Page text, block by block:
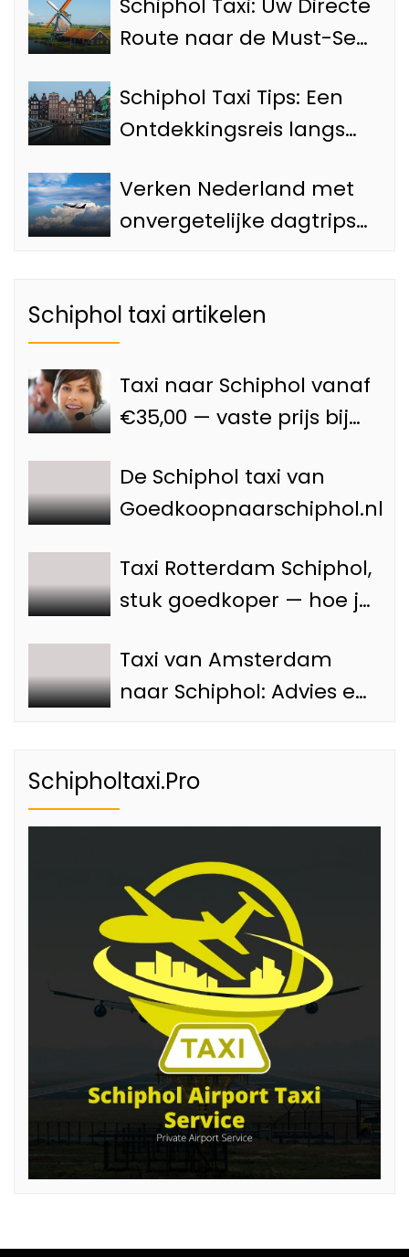
Route naar de Must-See
van Amsterdam
Schiphol Taxi Tips: Een
Ontdekkingsreis langs
Amsterdam
Verken Nederland met
onvergetelijke dagtrips
Schiphol taxi artikelen
Taxi naar Schiphol vanaf
€35,00 — vaste prijs bij
De Schiphol taxi van
Goedkoopnaarschiphol.nl
Taxi Rotterdam Schiphol,
stuk goedkoper — hoe je
betaalt
Taxi van Amsterdam
naar Schiphol: Advies en
Schipholtaxi.Pro